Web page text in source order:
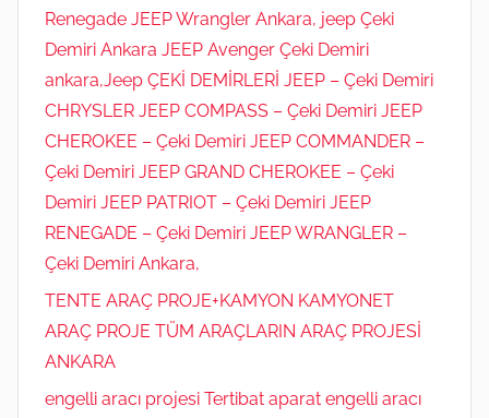
Renegade JEEP Wrangler Ankara, jeep Çeki
Demiri Ankara JEEP Avenger Çeki Demiri
ankara,Jeep ÇEKİ DEMİRLERİ JEEP – Çeki Demiri
CHRYSLER JEEP COMPASS – Çeki Demiri JEEP
CHEROKEE – Çeki Demiri JEEP COMMANDER –
Çeki Demiri JEEP GRAND CHEROKEE – Çeki
Demiri JEEP PATRIOT – Çeki Demiri JEEP
RENEGADE – Çeki Demiri JEEP WRANGLER –
Çeki Demiri Ankara,
TENTE ARAÇ PROJE+KAMYON KAMYONET
ARAÇ PROJE TÜM ARAÇLARIN ARAÇ PROJESİ
ANKARA
engelli aracı projesi Tertibat aparat engelli aracı